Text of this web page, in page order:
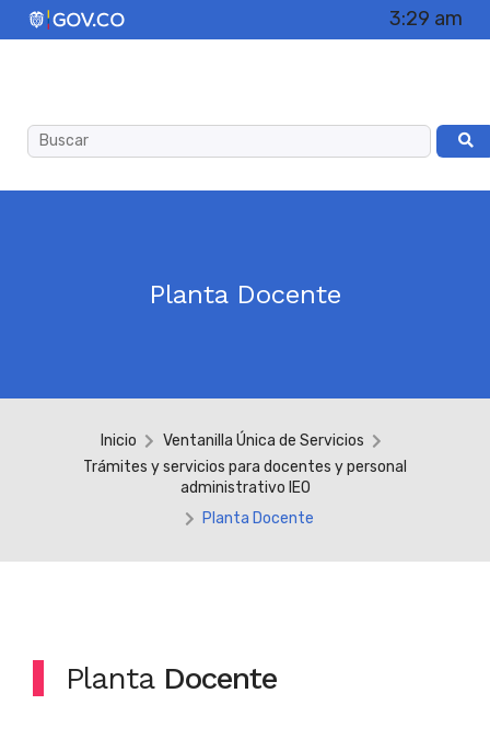
3:29 am
Planta Docente
Inicio
Ventanilla Única de Servicios
Trámites y servicios para docentes y personal
administrativo IEO
Planta Docente
Planta Docente